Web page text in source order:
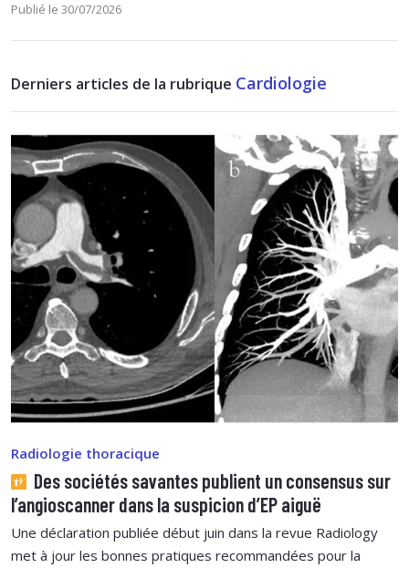
Publié le 30/07/2026
Derniers articles de la rubrique Cardiologie
Radiologie thoracique
Des sociétés savantes publient un consensus sur
l’angioscanner dans la suspicion d’EP aiguë
Une déclaration publiée début juin dans la revue Radiology
met à jour les bonnes pratiques recommandées pour la